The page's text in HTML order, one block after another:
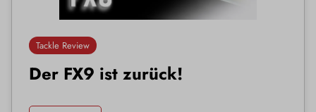
Tackle Review
Der FX9 ist zurück!